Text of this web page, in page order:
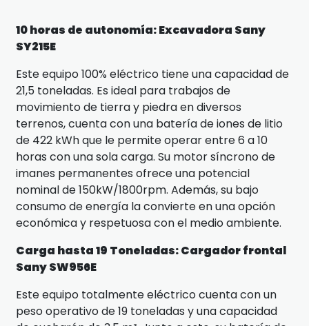
10 horas de autonomía: Excavadora Sany
SY215E
Este equipo 100% eléctrico tiene una capacidad de
21,5 toneladas. Es ideal para trabajos de
movimiento de tierra y piedra en diversos
terrenos, cuenta con una batería de iones de litio
de 422 kWh que le permite operar entre 6 a 10
horas con una sola carga. Su motor síncrono de
imanes permanentes ofrece una potencial
nominal de 150kW/1800rpm. Además, su bajo
consumo de energía la convierte en una opción
económica y respetuosa con el medio ambiente.
Carga hasta 19 Toneladas: Cargador frontal
Sany SW956E
Este equipo totalmente eléctrico cuenta con un
peso operativo de 19 toneladas y una capacidad